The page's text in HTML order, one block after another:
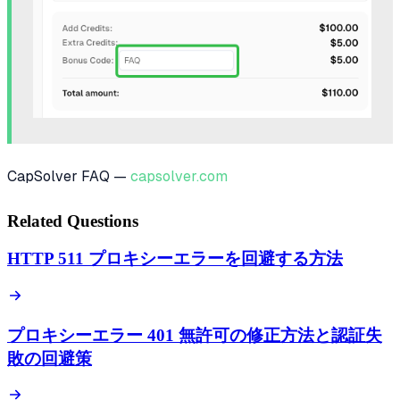
CapSolver FAQ — capsolver.com
Related Questions
HTTP 511 プロキシーエラーを回避する方法
プロキシーエラー 401 無許可の修正方法と認証失
敗の回避策